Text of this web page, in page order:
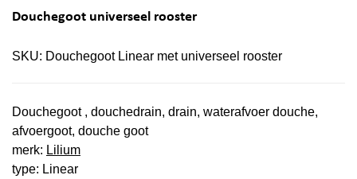
Douchegoot universeel rooster
SKU: Douchegoot Linear met universeel rooster
Douchegoot , douchedrain, drain, waterafvoer douche,
afvoergoot, douche goot
merk: Lilium
type: Linear